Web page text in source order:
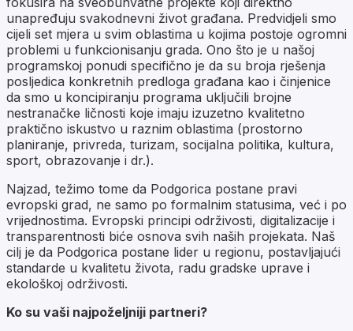
unapređuju svakodnevni život građana. Predvidjeli smo
cijeli set mjera u svim oblastima u kojima postoje ogromni
problemi u funkcionisanju grada. Ono što je u našoj
programskoj ponudi specifično je da su broja rješenja
posljedica konkretnih predloga građana kao i činjenice
da smo u koncipiranju programa uključili brojne
nestranačke ličnosti koje imaju izuzetno kvalitetno
praktično iskustvo u raznim oblastima (prostorno
planiranje, privreda, turizam, socijalna politika, kultura,
sport, obrazovanje i dr.).
Najzad, težimo tome da Podgorica postane pravi
evropski grad, ne samo po formalnim statusima, već i po
vrijednostima. Evropski principi održivosti, digitalizacije i
transparentnosti biće osnova svih naših projekata. Naš
cilj je da Podgorica postane lider u regionu, postavljajući
standarde u kvalitetu života, radu gradske uprave i
ekološkoj održivosti.
Ko su vaši najpoželjniji partneri?